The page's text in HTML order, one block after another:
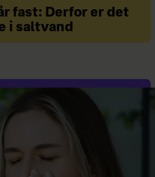
fast: Derfor er det
i saltvand